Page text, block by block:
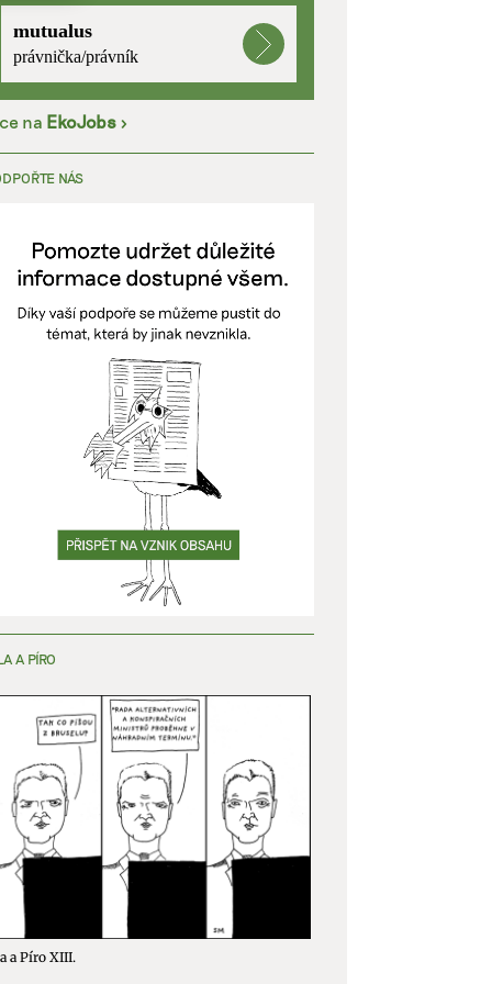
aktivní
mutualus
právnička/právník
na EkoJobs >
NÁS
A PÍRO
a Píro XIII.